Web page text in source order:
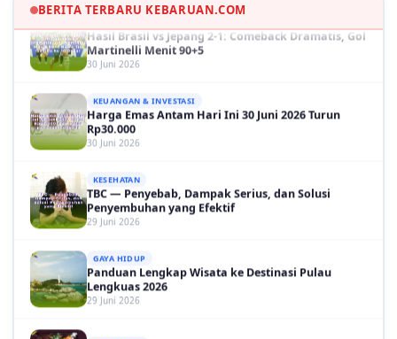
BERITA TERBARU KEBARUAN.COM
OLAH RAGA
Hasil Brasil vs Jepang 2-1: Comeback Dramatis, Gol
Martinelli Menit 90+5
30 Juni 2026
Harga Emas Antam Hari Ini 30 Juni 2026 Turun
Rp30.000
30 Juni 2026
TBC — Penyebab, Dampak Serius, dan Solusi
Penyembuhan yang Efektif
29 Juni 2026
Panduan Lengkap Wisata ke Destinasi Pulau
Lengkuas 2026
29 Juni 2026